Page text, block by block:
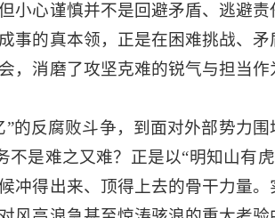
小心谨慎并不是回避矛盾、逃避
事的真本领，正是在困难挑战、
，消磨了攻坚克难的锐气与担当
的反腐败斗争，到面对外部势力
是难之又难？正是以“明知山有
冲得出来、顶得上去的骨干力量